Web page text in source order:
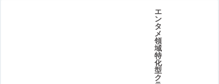
エ
ン
タ
メ
領
域
特
化
型
ク